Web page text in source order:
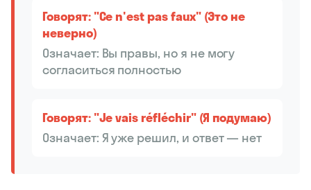
Говорят: "Ce n'est pas faux" (Это не
неверно)
Означает: Вы правы, но я не могу
согласиться полностью
Говорят: "Je vais réfléchir" (Я подумаю)
Означает: Я уже решил, и ответ — нет